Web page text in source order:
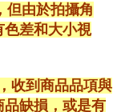
但由於拍攝角
色差和大小視
收到商品品項與
缺損，或是有